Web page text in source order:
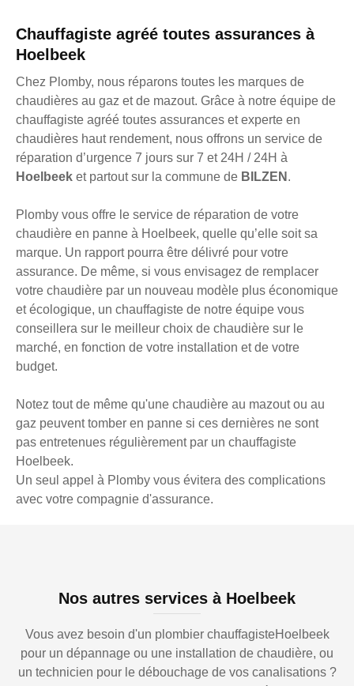
Chauffagiste agréé toutes assurances à
Hoelbeek
Chez Plomby, nous réparons toutes les marques de
chaudières au gaz et de mazout. Grâce à notre équipe de
chauffagiste agréé toutes assurances et experte en
chaudières haut rendement, nous offrons un service de
réparation d’urgence 7 jours sur 7 et 24H / 24H à
Hoelbeek et partout sur la commune de BILZEN .
Plomby vous offre le service de réparation de votre
chaudière en panne à Hoelbeek, quelle qu’elle soit sa
marque. Un rapport pourra être délivré pour votre
assurance. De même, si vous envisagez de remplacer
votre chaudière par un nouveau modèle plus économique
et écologique, un chauffagiste de notre équipe vous
conseillera sur le meilleur choix de chaudière sur le
marché, en fonction de votre installation et de votre
budget.
Notez tout de même qu'une chaudière au mazout ou au
gaz peuvent tomber en panne si ces dernières ne sont
pas entretenues régulièrement par un chauffagiste
Hoelbeek.
Un seul appel à Plomby vous évitera des complications
avec votre compagnie d'assurance.
Nos autres services à Hoelbeek
Vous avez besoin d'un plombier chauffagisteHoelbeek
pour un dépannage ou une installation de chaudière, ou
un technicien pour le débouchage de vos canalisations ?